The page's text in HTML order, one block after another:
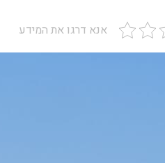
אנא דרגו את המידע